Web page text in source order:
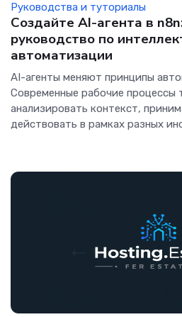
Руководства и туториалы
Создайте AI-агента в
руководство по
автоматизации
AI-агенты меняют принципы
Современные рабочие процессы
анализировать контекст,
действовать в рамках разных